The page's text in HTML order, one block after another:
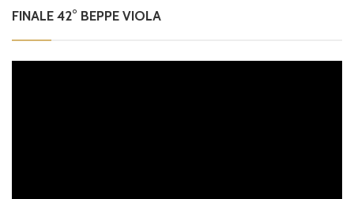
FINALE 42° BEPPE VIOLA